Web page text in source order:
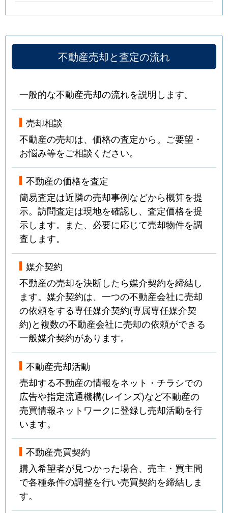
不動産売却と査定の流れ
一般的な不動産売却の流れを説明します。
売却相談
不動産の売却は、価格の査定から。ご要望・
お悩み等をご相談ください。
不動産の価格を査定
簡易査定は近隣の売却事例などから概算を提
示。訪問査定は現地を確認し、査定価格を提
示します。また、必要に応じて売却物件を調
査します。
媒介契約
不動産の売却を決断したら媒介契約を締結し
ます。媒介契約は、一つの不動産会社に売却
の依頼をする専任媒介契約(専属専任媒介契
約)と複数の不動産会社に売却の依頼ができる
一般媒介契約があります。
不動産売却活動
売却する不動産の情報をネット・チラシでの
広告や指定流通機構(レインズ)など不動産の
売買情報ネットワークに登録し売却活動を行
います。
不動産売買契約
購入希望者が見つかった場合、売主・買主間
で各種条件の調整を行い売買契約を締結しま
す。